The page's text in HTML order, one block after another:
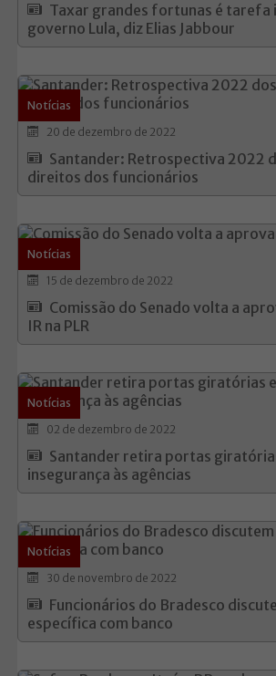
Taxar grandes fortunas é tarefa
governo Lula, diz Elias Jabbour
Notícias
20 de dezembro de 2022
Santander: Retrospectiva 2022
direitos dos funcionários
Notícias
15 de dezembro de 2022
Comissão do Senado volta a
IR na PLR
Notícias
02 de dezembro de 2022
Santander retira portas
insegurança às agências
Notícias
30 de novembro de 2022
Funcionários do Bradesco
específica com banco